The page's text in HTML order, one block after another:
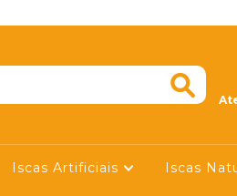
Iscas Artificiais Iscas